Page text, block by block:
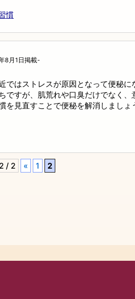
慣
8月1日掲載-
ではストレスが原因となって便秘に
ですが、肌荒れや口臭だけでなく、
を見直すことで便秘を解消しましょ
2 / 2 « 1 2